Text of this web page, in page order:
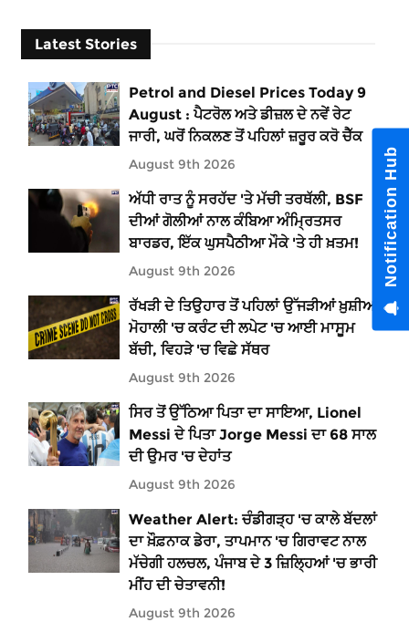
Latest Stories
Petrol and Diesel Prices Today 9
August : ਪੈਟਰੋਲ ਅਤੇ ਡੀਜ਼ਲ ਦੇ ਨਵੇਂ ਰੇਟ
ਜਾਰੀ, ਘਰੋਂ ਨਿਕਲਣ ਤੋਂ ਪਹਿਲਾਂ ਜ਼ਰੂਰ ਕਰੋ ਚੈੱਕ
August 9th 2026
ਅੱਧੀ ਰਾਤ ਨੂੰ ਸਰਹੱਦ 'ਤੇ ਮੱਚੀ ਤਰਥੱਲੀ, BSF
ਦੀਆਂ ਗੋਲੀਆਂ ਨਾਲ ਕੰਬਿਆ ਅੰਮ੍ਰਿਤਸਰ
ਬਾਰਡਰ, ਇੱਕ ਘੁਸਪੈਠੀਆ ਮੌਕੇ 'ਤੇ ਹੀ ਖ਼ਤਮ!
August 9th 2026
ਰੱਖੜੀ ਦੇ ਤਿਉਹਾਰ ਤੋਂ ਪਹਿਲਾਂ ਉੱਜੜੀਆਂ ਖ਼ੁਸ਼ੀਆਂ:
ਮੋਹਾਲੀ 'ਚ ਕਰੰਟ ਦੀ ਲਪੇਟ 'ਚ ਆਈ ਮਾਸੂਮ
ਬੱਚੀ, ਵਿਹੜੇ 'ਚ ਵਿਛੇ ਸੱਥਰ
August 9th 2026
ਸਿਰ ਤੋਂ ਉੱਠਿਆ ਪਿਤਾ ਦਾ ਸਾਇਆ, Lionel
Messi ਦੇ ਪਿਤਾ Jorge Messi ਦਾ 68 ਸਾਲ
ਦੀ ਉਮਰ 'ਚ ਦੇਹਾਂਤ
August 9th 2026
Weather Alert: ਚੰਡੀਗੜ੍ਹ 'ਚ ਕਾਲੇ ਬੱਦਲਾਂ
ਦਾ ਖ਼ੌਫ਼ਨਾਕ ਡੇਰਾ, ਤਾਪਮਾਨ 'ਚ ਗਿਰਾਵਟ ਨਾਲ
ਮੱਚੇਗੀ ਹਲਚਲ, ਪੰਜਾਬ ਦੇ 3 ਜ਼ਿਲ੍ਹਿਆਂ 'ਚ ਭਾਰੀ
ਮੀਂਹ ਦੀ ਚੇਤਾਵਨੀ!
August 9th 2026
Notification Hub